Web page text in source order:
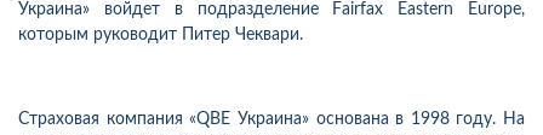
Украина» войдет в подразделение Fаirfax Eastern Europe,
которым руководит Питер Чеквари.
Страховая компания «QBE Украина» основана в 1998 году. На